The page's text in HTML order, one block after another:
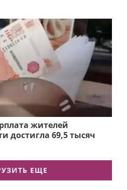
жителей
достигла 69,5 тысяч
ЕЩЕ